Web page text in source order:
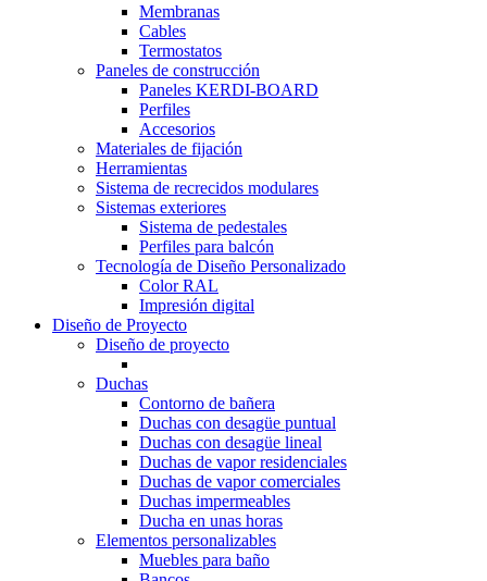
Membranas
Cables
Termostatos
Paneles de construcción
Paneles KERDI-BOARD
Perfiles
Accesorios
Materiales de fijación
Herramientas
Sistema de recrecidos modulares
Sistemas exteriores
Sistema de pedestales
Perfiles para balcón
Tecnología de Diseño Personalizado
Color RAL
Impresión digital
Diseño de Proyecto
Diseño de proyecto
Duchas
Contorno de bañera
Duchas con desagüe puntual
Duchas con desagüe lineal
Duchas de vapor residenciales
Duchas de vapor comerciales
Duchas impermeables
Ducha en unas horas
Elementos personalizables
Muebles para baño